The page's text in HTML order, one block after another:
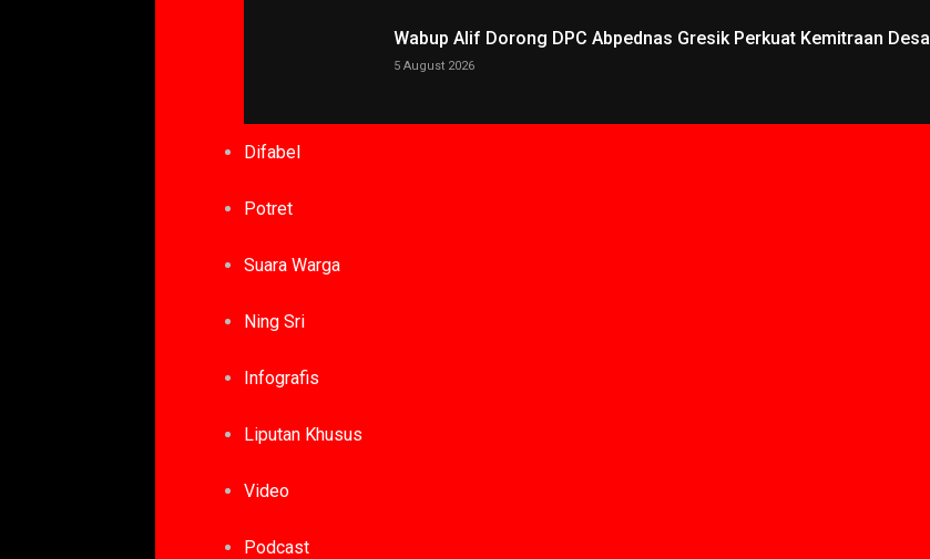
Wabup Alif Dorong DPC Abpednas Gresik Perkuat Kemitraan Desa
5 August 2026
Difabel
Potret
Suara Warga
Ning Sri
Infografis
Liputan Khusus
Video
Podcast